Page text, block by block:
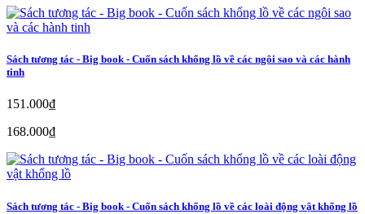
Sách tương tác - Big book - Cuốn sách khổng lồ về các ngôi sao và các hành
tinh
151.000₫
168.000₫
Sách tương tác - Big book - Cuốn sách khổng lồ về các loài động vật khổng lồ